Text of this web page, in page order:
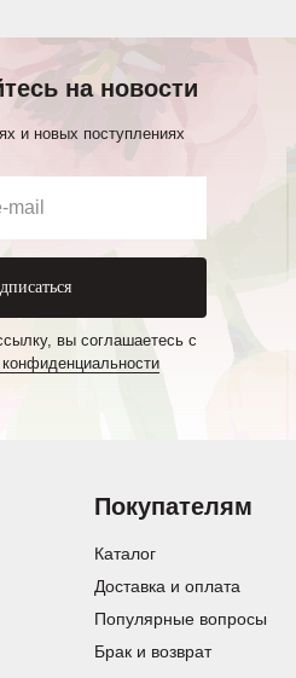
на новости
и новых поступлениях
вы соглашаетесь с
конфиденциальности
Покупателям
Каталог
Доставка и оплата
Популярные вопросы
Брак и возврат